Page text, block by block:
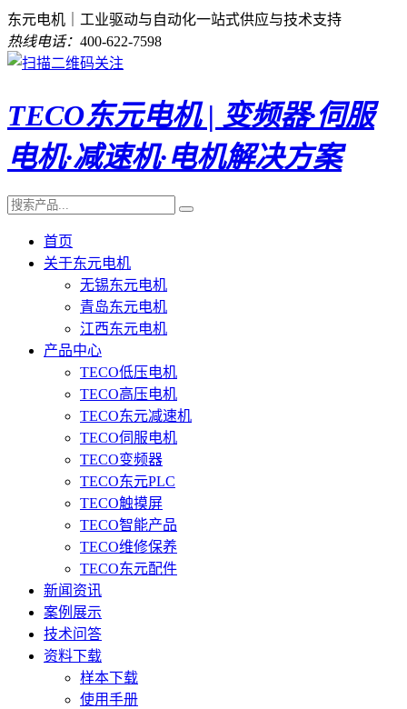
东元电机｜工业驱动与自动化一站式供应与技术支持
热线电话： 400-622-7598
TECO东元电机 | 变频器·伺服
电机·减速机·电机解决方案
首页
关于东元电机
无锡东元电机
青岛东元电机
江西东元电机
产品中心
TECO低压电机
TECO高压电机
TECO东元减速机
TECO伺服电机
TECO变频器
TECO东元PLC
TECO触摸屏
TECO智能产品
TECO维修保养
TECO东元配件
新闻资讯
案例展示
技术问答
资料下载
样本下载
使用手册